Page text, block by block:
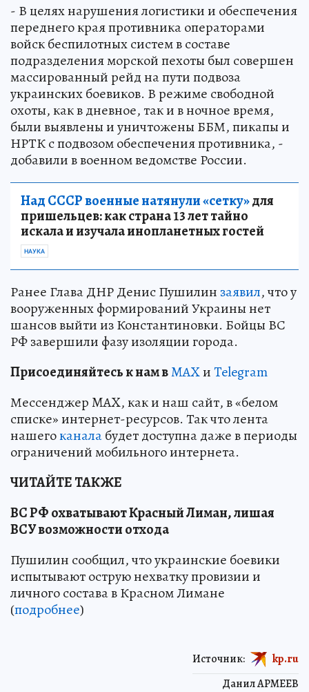
- В целях нарушения логистики и обеспечения
переднего края противника операторами
войск беспилотных систем в составе
подразделения морской пехоты был совершен
массированный рейд на пути подвоза
украинских боевиков. В режиме свободной
охоты, как в дневное, так и в ночное время,
были выявлены и уничтожены ББМ, пикапы и
НРТК с подвозом обеспечения противника, -
добавили в военном ведомстве России.
Над СССР военные натянули «сетку»для
пришельцев: как страна 13 лет тайно
искала и изучала инопланетных гостей
НАУКА
Ранее Глава ДНР Денис Пушилин заявил, что у
вооруженных формирований Украины нет
шансов выйти из Константиновки. Бойцы ВС
РФ завершили фазу изоляции города.
Присоединяйтесь к нам вMAXиTelegram
Мессенджер MAX, как и наш сайт, в «белом
списке» интернет-ресурсов. Так что лента
нашегоканалабудет доступна даже в периоды
ограничений мобильного интернета.
ЧИТАЙТЕ ТАКЖЕ
ВС РФ охватывают Красный Лиман, лишая
ВСУ возможности отхода
Пушилин сообщил, что украинские боевики
испытывают острую нехватку провизии и
личного состава в Красном Лимане
(подробнее)
Данил АРМЕЕВ
Источник: kp.ru